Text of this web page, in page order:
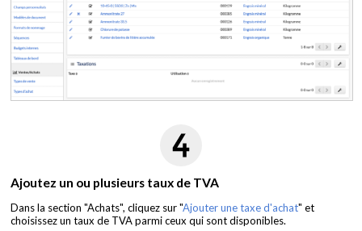
Ajoutez un ou plusieurs taux de TVA
Dans la section "Achats", cliquez sur "Ajouter une taxe d'achat" et
choisissez un taux de TVA parmi ceux qui sont disponibles.